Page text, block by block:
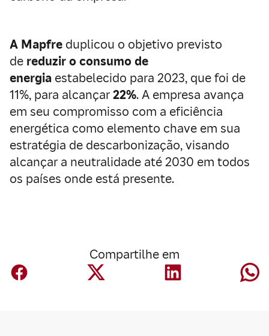
A Mapfre duplicou o objetivo previsto
de reduzir o consumo de
energia estabelecido para 2023, que foi de
11%, para alcançar22%. A empresa avança
em seu compromisso com a eficiência
energética como elemento chave em sua
estratégia de descarbonização, visando
alcançar a neutralidade até 2030 em todos
os países onde está presente.
Compartilhe em